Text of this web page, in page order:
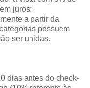
juros;
a partir da
possuem
ser unidas.
dias antes do check-